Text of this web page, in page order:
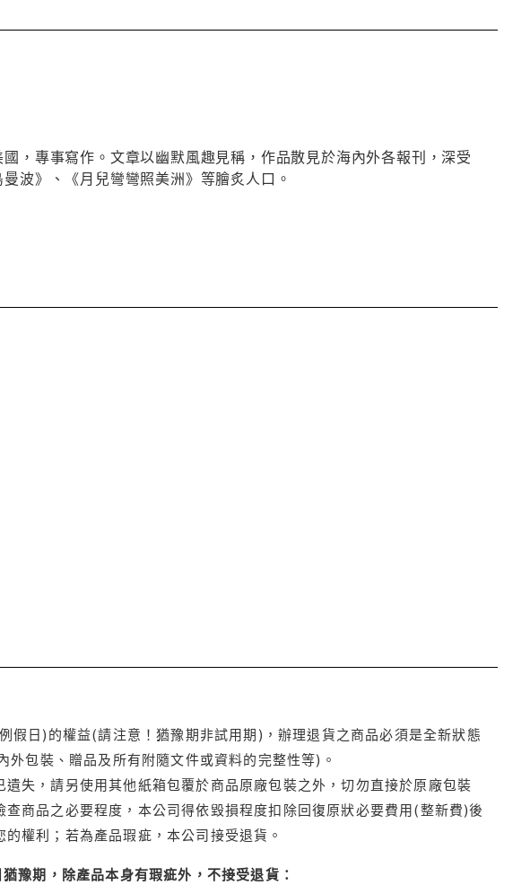
，專事寫作。文章以幽默風趣見稱，作品散見於海內外各報刊，深受
波》、《月兒彎彎照美洲》等膾炙人口。
日)的權益(請注意！猶豫期非試用期)，辦理退貨之商品必須是全新狀態
包裝、贈品及所有附隨文件或資料的完整性等)。
失，請另使用其他紙箱包覆於商品原廠包裝之外，切勿直接於原廠包裝
商品之必要程度，本公司得依毀損程度扣除回復原狀必要費用(整新費)後
權利；若為產品瑕疵，本公司接受退貨。
豫期，除產品本身有瑕疵外，不接受退貨：